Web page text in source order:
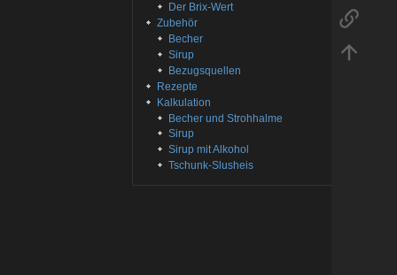
Der Brix-Wert
Zubehör
Becher
Sirup
Bezugsquellen
Rezepte
Kalkulation
Becher und Strohhalme
Sirup
Sirup mit Alkohol
Tschunk-Slusheis